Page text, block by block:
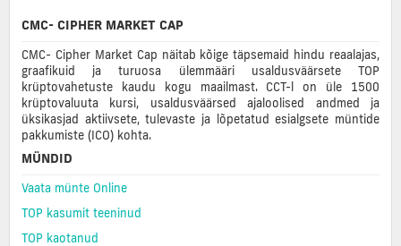
CMC- CIPHER MARKET CAP
CMC- Cipher Market Cap näitab kõige täpsemaid hindu reaalajas,
graafikuid ja turuosa ülemmääri usaldusväärsete TOP
krüptovahetuste kaudu kogu maailmast. CCT-l on üle 1500
krüptovaluuta kursi, usaldusväärsed ajaloolised andmed ja
üksikasjad aktiivsete, tulevaste ja lõpetatud esialgsete müntide
pakkumiste (ICO) kohta.
MÜNDID
Vaata münte Online
TOP kasumit teeninud
TOP kaotanud